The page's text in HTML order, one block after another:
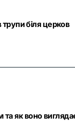
біля церков
як воно